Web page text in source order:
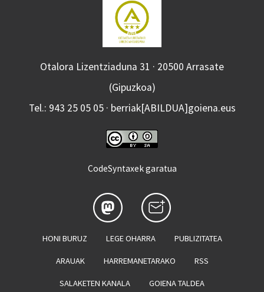
Otalora Lizentziaduna 31 · 20500 Arrasate
(Gipuzkoa)
Tel.: 943 25 05 05 · berriak[ABILDUA]goiena.eus
CodeSyntaxek garatua
HONI BURUZ LEGE OHARRA PUBLIZITATEA
ARAUAK HARREMANETARAKO RSS
SALAKETEN KANALA GOIENA TALDEA